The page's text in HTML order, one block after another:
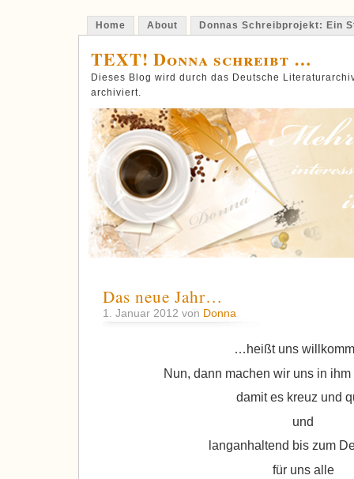
Home About Donnas Schreibprojekt: Ein
TEXT! Donna schreibt …
Dieses Blog wird durch das Deutsche
archiviert.
Das neue Jahr…
1. Januar 2012 von Donna
…heißt uns
Nun, dann machen wir uns in
damit es kreuz und
und
langanhaltend bis zum
für uns alle